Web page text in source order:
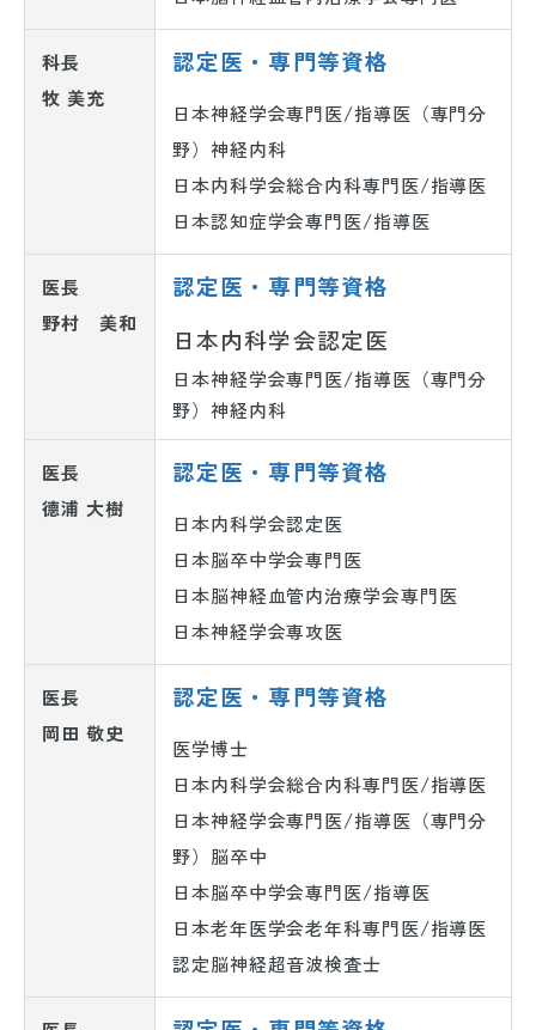
科長
牧 美充
認定医・専門等資格
日本神経学会専門医/指導医（専門分
野）神経内科
日本内科学会総合内科専門医/指導医
日本認知症学会専門医/指導医
医長
野村 美和
認定医・専門等資格
日本内科学会認定医
日本神経学会専門医/指導医（専門分
野）神経内科
医長
德浦 大樹
認定医・専門等資格
日本内科学会認定医
日本脳卒中学会専門医
日本脳神経血管内治療学会専門医
日本神経学会専攻医
医長
岡田 敬史
認定医・専門等資格
医学博士
日本内科学会総合内科専門医/指導医
日本神経学会専門医/指導医（専門分
野）脳卒中
日本脳卒中学会専門医/指導医
日本老年医学会老年科専門医/指導医
認定脳神経超音波検査士